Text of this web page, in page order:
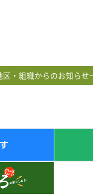
区・組織からのお知らせ